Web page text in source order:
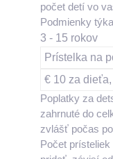
počet detí vo
Podmienky
3 - 15 rokov
Prístelka na
€ 10 za
Poplatky za
zahrnuté do
zvlášť počas
Počet